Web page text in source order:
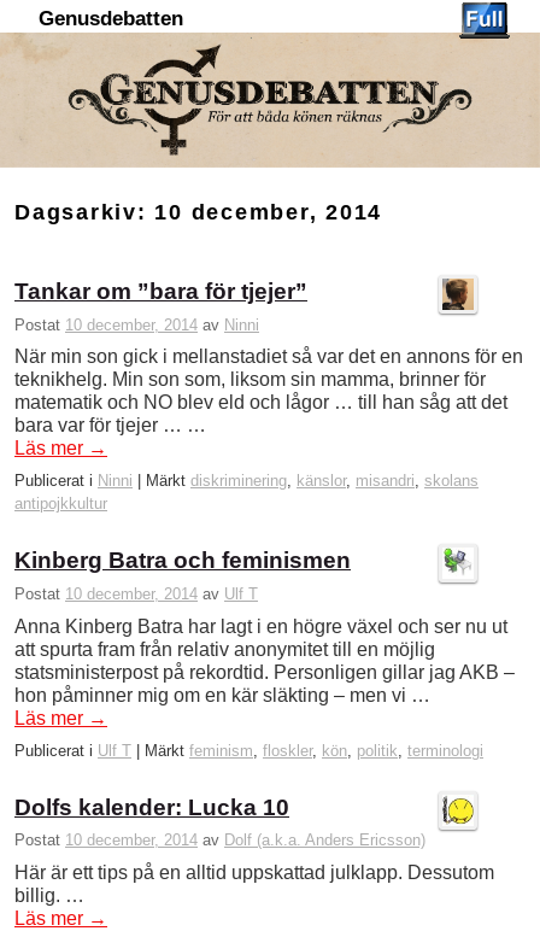
Genusdebatten
Dagsarkiv: 10 december, 2014
Tankar om ”bara för tjejer”
Postat 10 december, 2014 av Ninni
När min son gick i mellanstadiet så var det en annons för en
teknikhelg. Min son som, liksom sin mamma, brinner för
matematik och NO blev eld och lågor … till han såg att det
bara var för tjejer … …
Läs mer →
Publicerat i Ninni Märkt diskriminering, känslor, misandri, skolans
antipojkkultur
Kinberg Batra och feminismen
Postat 10 december, 2014 av Ulf T
Anna Kinberg Batra har lagt i en högre växel och ser nu ut
att spurta fram från relativ anonymitet till en möjlig
statsministerpost på rekordtid. Personligen gillar jag AKB –
hon påminner mig om en kär släkting – men vi …
Läs mer →
Publicerat i Ulf T Märkt feminism floskler, kön politik terminologi
Dolfs kalender: Lucka 10
Postat 10 december, 2014 av Dolf (a.k.a. Anders Ericsson)
Här är ett tips på en alltid uppskattad julklapp. Dessutom
billig. …
Läs mer →